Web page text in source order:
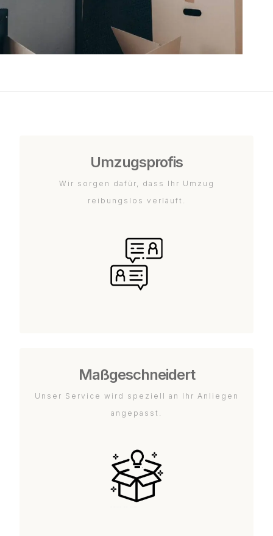
Umzugsprofis
Wir sorgen dafür, dass Ihr Umzug
reibungslos verläuft.
Maßgeschneidert
Unser Service wird speziell an Ihr Anliegen
angepasst.